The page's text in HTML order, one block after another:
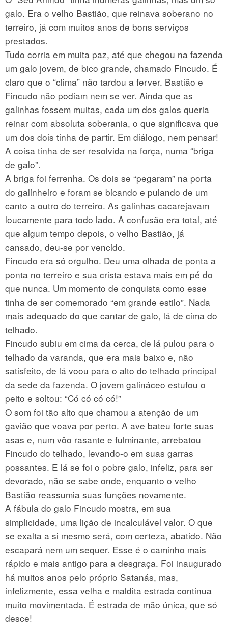
galo. Era o velho Bastião, que reinava soberano no
terreiro, já com muitos anos de bons serviços
prestados.
Tudo corria em muita paz, até que chegou na fazenda
um galo jovem, de bico grande, chamado Fincudo. É
claro que o “clima” não tardou a ferver. Bastião e
Fincudo não podiam nem se ver. Ainda que as
galinhas fossem muitas, cada um dos galos queria
reinar com absoluta soberania, o que significava que
um dos dois tinha de partir. Em diálogo, nem pensar!
A coisa tinha de ser resolvida na força, numa “briga
de galo”.
A briga foi ferrenha. Os dois se “pegaram” na porta
do galinheiro e foram se bicando e pulando de um
canto a outro do terreiro. As galinhas cacarejavam
loucamente para todo lado. A confusão era total, até
que algum tempo depois, o velho Bastião, já
cansado, deu-se por vencido.
Fincudo era só orgulho. Deu uma olhada de ponta a
ponta no terreiro e sua crista estava mais em pé do
que nunca. Um momento de conquista como esse
tinha de ser comemorado “em grande estilo”. Nada
mais adequado do que cantar de galo, lá de cima do
telhado.
Fincudo subiu em cima da cerca, de lá pulou para o
telhado da varanda, que era mais baixo e, não
satisfeito, de lá voou para o alto do telhado principal
da sede da fazenda. O jovem galináceo estufou o
peito e soltou: “Có có có có!”
O som foi tão alto que chamou a atenção de um
gavião que voava por perto. A ave bateu forte suas
asas e, num vôo rasante e fulminante, arrebatou
Fincudo do telhado, levando-o em suas garras
possantes. E lá se foi o pobre galo, infeliz, para ser
devorado, não se sabe onde, enquanto o velho
Bastião reassumia suas funções novamente.
A fábula do galo Fincudo mostra, em sua
simplicidade, uma lição de incalculável valor. O que
se exalta a si mesmo será, com certeza, abatido. Não
escapará nem um sequer. Esse é o caminho mais
rápido e mais antigo para a desgraça. Foi inaugurado
há muitos anos pelo próprio Satanás, mas,
infelizmente, essa velha e maldita estrada continua
muito movimentada. É estrada de mão única, que só
desce!